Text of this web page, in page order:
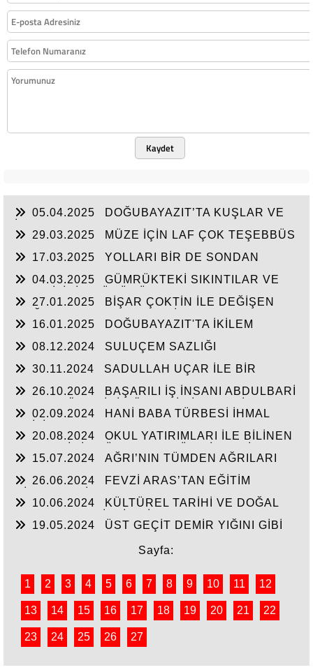
Kaydet
05.04.2025
DOĞUBAYAZIT’TA KUŞLAR VE
29.03.2025
MÜZE İÇİN LAF ÇOK TEŞEBBÜS
17.03.2025
YOLLARI BİR DE SONDAN
04.03.2025
GÜMRÜKTEKİ SIKINTILAR VE
27.01.2025
BİŞAR ÇOKTİN İLE DEĞİŞEN
16.01.2025
DOĞUBAYAZIT'TA İKİLEM
08.12.2024
SULUÇEM SAZLIĞI
30.11.2024
SADULLAH UÇAR İLE BİR
26.10.2024
BAŞARILI İŞ İNSANI ABDULBARİ
02.09.2024
HANİ BABA TÜRBESİ İHMAL
20.08.2024
OKUL YATIRIMLARI İLE BİLİNEN
YASUBUĞA İLE PORTRE…
15.07.2024
AĞRI’NIN TÜMDEN AĞRILARI
26.06.2024
FEVZİ ARAS’TAN EĞİTİM
10.06.2024
KÜLTÜREL TARİHİ VE DOĞAL
19.05.2024
ÜST GEÇİT DEMİR YIĞINI GİBİ
Sayfa:
1 2 3 4 5 6 7 8 9 10 11 12
13 14 15 16 17 18 19 20 21 22
23 24 25 26 27